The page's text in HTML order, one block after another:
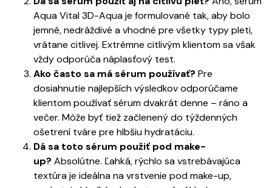
Aqua Vital 3D-Aqua je formulované tak, aby bolo
jemné, nedráždivé a vhodné pre všetky typy pleti,
vrátane citlivej. Extrémne citlivým klientom sa však
vždy odporúča náplasťový test.
Ako často sa má sérum používať? Pre
dosiahnutie najlepších výsledkov odporúčame
klientom používať sérum dvakrát denne – ráno a
večer. Môže byť tiež začlenený do týždenných
ošetrení tváre pre hlbšiu hydratáciu.
Dá sa toto sérum použiť pod make-
up? Absolútne. Ľahká, rýchlo sa vstrebávajúca
textúra je ideálna na vrstvenie pod make-up,